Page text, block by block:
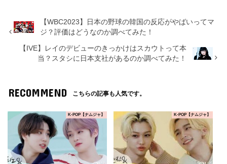
【WBC2023】日本の野球の韓国の反応がやばいってマ
ジ？評価はどうなのか調べてみた！
【IVE】レイのデビューのきっかけはスカウトって本
当？スタシに日本支社があるのか調べてみた！
RECOMMEND こちらの記事も人気です。
K-POP【ナムジャ】 K-POP【ナムジャ】